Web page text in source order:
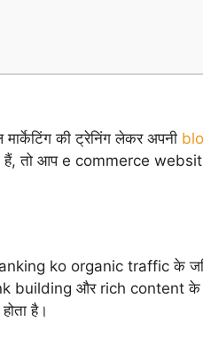
की ट्रेनिंग लेकर अपनी
हैं, तो आप e commerce
ko organic traffic के
building और rich content के
है।